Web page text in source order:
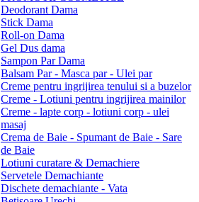
Deodorant Dama
Stick Dama
Roll-on Dama
Gel Dus dama
Sampon Par Dama
Balsam Par - Masca par - Ulei par
Creme pentru ingrijirea tenului si a buzelor
Creme - Lotiuni pentru ingrijirea mainilor
Creme - lapte corp - lotiuni corp - ulei
masaj
Crema de Baie - Spumant de Baie - Sare
de Baie
Lotiuni curatare & Demachiere
Servetele Demachiante
Dischete demachiante - Vata